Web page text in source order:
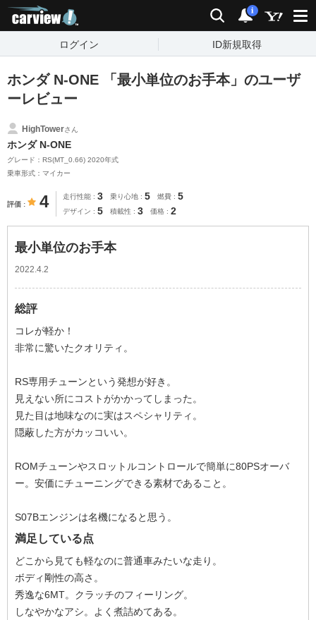
検索 通知
i
ログイン ID新規取得
ホンダ N-ONE 「最小単位のお手本」のユーザ
ーレビュー
HighTowerさん
ホンダ N-ONE
グレード：RS(MT_0.66) 2020年式
乗車形式：マイカー
評価 4 走行性能 3 乗り心地 5 燃費 5
デザイン 5 積載性 3 価格 2
最小単位のお手本
2022.4.2
総評
コレが軽か！
非常に驚いたクオリティ。
RS専用チューンという発想が好き。
見えない所にコストがかかってしまった。
見た目は地味なのに実はスペシャリティ。
隠蔽した方がカッコいい。
ROMチューンやスロットルコントロールで簡単に80PSオーバ
ー。安価にチューニングできる素材であること。
S07Bエンジンは名機になると思う。
満足している点
どこから見ても軽なのに普通車みたいな走り。
ボディ剛性の高さ。
秀逸な6MT。クラッチのフィーリング。
しなやかなアシ。よく煮詰めてある。